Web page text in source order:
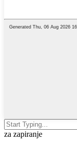
za zapiranje